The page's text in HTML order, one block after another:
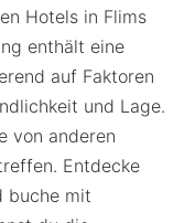
Hotels in Flims
enthält eine
auf Faktoren
und Lage.
von anderen
Entdecke
buche mit